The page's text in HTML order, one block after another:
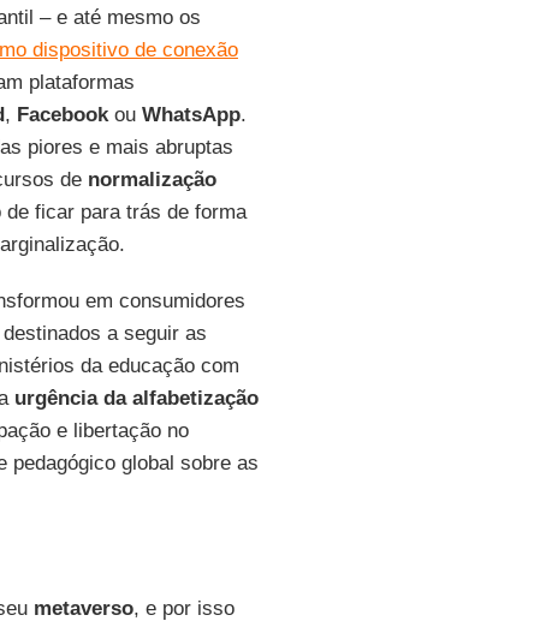
– e até mesmo os
dispositivo de conexão
plataformas
, Facebook ou WhatsApp.
piores e mais abruptas
de normalização
ficar para trás de forma
em consumidores
a seguir as
da educação com
urgência da alfabetização
e libertação no
pedagógico global sobre as
metaverso, e por isso